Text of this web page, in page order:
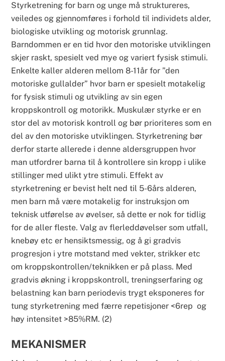
Styrketrening for barn og unge må struktureres,
veiledes og gjennomføres i forhold til individets alder,
biologiske utvikling og motorisk grunnlag.
Barndommen er en tid hvor den motoriske utviklingen
skjer raskt, spesielt ved mye og variert fysisk stimuli.
Enkelte kaller alderen mellom 8-11år for ”den
motoriske gullalder” hvor barn er spesielt motakelig
for fysisk stimuli og utvikling av sin egen
kroppskontroll og motorikk. Muskulær styrke er en
stor del av motorisk kontroll og bør prioriteres som en
del av den motoriske utviklingen. Styrketrening bør
derfor starte allerede i denne aldersgruppen hvor
man utfordrer barna til å kontrollere sin kropp i ulike
stillinger med ulikt ytre stimuli. Effekt av
styrketrening er bevist helt ned til 5-6års alderen,
men barn må være motakelig for instruksjon om
teknisk utførelse av øvelser, så dette er nok for tidlig
for de aller fleste. Valg av flerleddøvelser som utfall,
knebøy etc er hensiktsmessig, og å gi gradvis
progresjon i ytre motstand med vekter, strikker etc
om kroppskontrollen/teknikken er på plass. Med
gradvis økning i kroppskontroll, treningserfaring og
belastning kan barn periodevis trygt eksponeres for
tung styrketrening med færre repetisjoner <6rep og
høy intensitet >85%RM. (2)
MEKANISMER